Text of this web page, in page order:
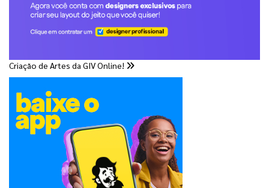
Criação de Artes da GIV Online!